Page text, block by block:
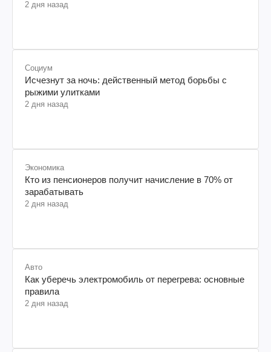
2 дня назад
Социум
Исчезнут за ночь: действенный метод борьбы с
рыжими улитками
2 дня назад
Экономика
Кто из пенсионеров получит начисление в 70% от
зарабатывать
2 дня назад
Авто
Как уберечь электромобиль от перегрева: основные
правила
2 дня назад